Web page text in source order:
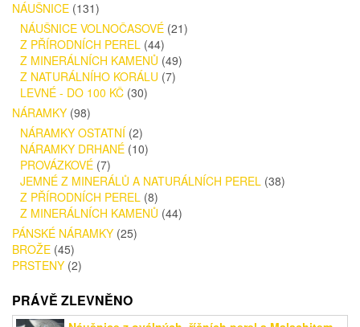
NÁUŠNICE (131)
NÁUŠNICE VOLNOČASOVÉ (21)
Z PŘÍRODNÍCH PEREL (44)
Z MINERÁLNÍCH KAMENŮ (49)
Z NATURÁLNÍHO KORÁLU (7)
LEVNÉ - DO 100 KČ (30)
NÁRAMKY (98)
NÁRAMKY OSTATNÍ (2)
NÁRAMKY DRHANÉ (10)
PROVÁZKOVÉ (7)
JEMNÉ Z MINERÁLŮ A NATURÁLNÍCH PEREL (38)
Z PŘÍRODNÍCH PEREL (8)
Z MINERÁLNÍCH KAMENŮ (44)
PÁNSKÉ NÁRAMKY (25)
BROŽE (45)
PRSTENY (2)
PRÁVĚ ZLEVNĚNO